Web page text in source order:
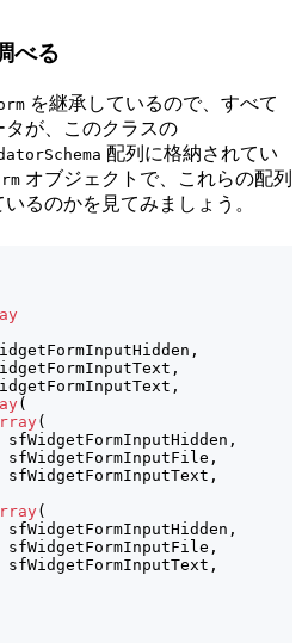
べる
を継承しているので、すべて
が、このクラスの
配列に格納されてい
オブジェクトで、これらの配列
るのかを見てみましょう。
(
(
sfWidgetFormInputHidden,
sfWidgetFormInputFile,
sfWidgetFormInputText,
(
sfWidgetFormInputHidden,
sfWidgetFormInputFile,
sfWidgetFormInputText,